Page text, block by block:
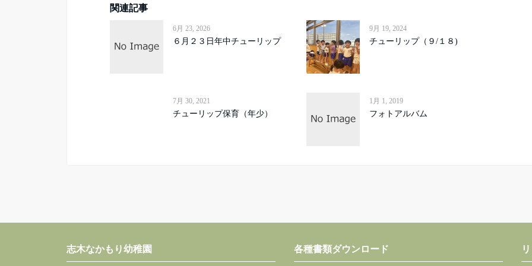
関連記事
6月 23, 2026
６月２３日年中チューリップ
9月 19, 2024
チューリップ（９/１８)
7月 30, 2021
チューリップ保育（年少）
1月 1, 2019
フォトアルバム
志木なかもり幼稚園 各種書類ダウンロード